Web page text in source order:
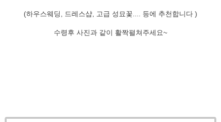
(하우스웨딩, 드레스샵, 고급 성묘꽃.... 등에 추천합니다 )
수령후 사진과 같이 활짝펼쳐주세요~